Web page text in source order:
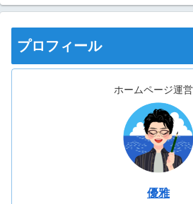
プロフィール
ホームページ運
優雅